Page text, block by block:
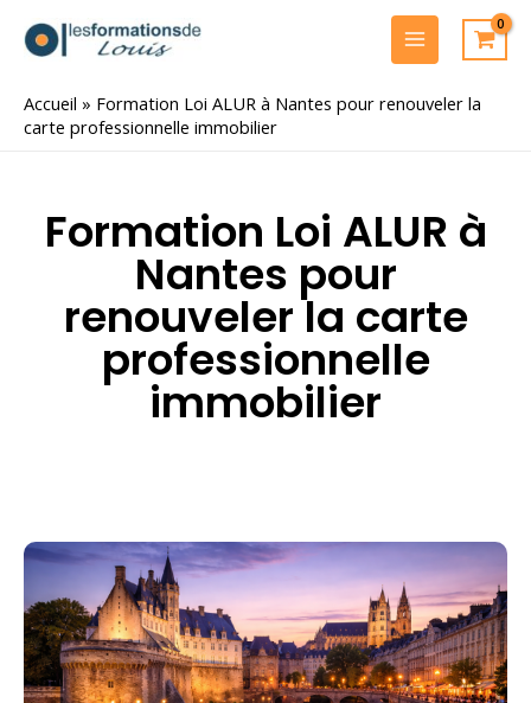
MAIN
MENU
Accueil » Formation Loi ALUR à Nantes pour renouveler la
carte professionnelle immobilier
Formation Loi ALUR à
Nantes pour
renouveler la carte
professionnelle
immobilier